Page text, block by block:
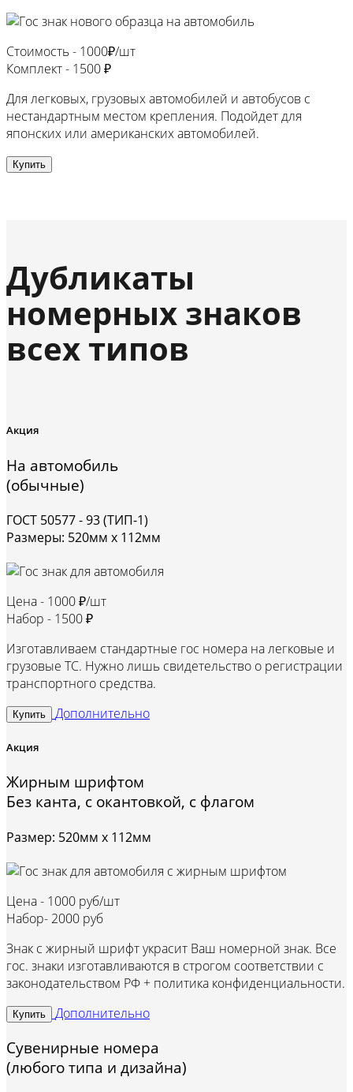
Стоимость - 1000₽/шт
Комплект - 1500 ₽
Для легковых, грузовых автомобилей и автобусов с
нестандартным местом крепления. Подойдет для
японских или американских автомобилей.
Купить
Дубликаты
номерных знаков
всех типов
Акция
На автомобиль
(обычные)
ГОСТ 50577 - 93 (ТИП-1)
Размеры: 520мм х 112мм
Цена - 1000 ₽/шт
Набор - 1500 ₽
Изготавливаем стандартные гос номера на легковые и
грузовые ТС. Нужно лишь свидетельство о регистрации
транспортного средства.
Купить Дополнительно
Акция
Жирным шрифтом
Без канта, с окантовкой, с флагом
Размер: 520мм х 112мм
Цена - 1000 руб/шт
Набор- 2000 руб
Знак с жирный шрифт украсит Ваш номерной знак. Все
гос. знаки изготавливаются в строгом соответствии с
законодательством РФ + политика конфиденциальности.
Купить Дополнительно
Сувенирные номера
(любого типа и дизайна)